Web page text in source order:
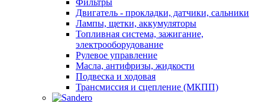
Двигатель - прокладки, датчики, сальники
Лампы, щетки, аккумуляторы
Топливная система, зажигание,
электрооборудование
Рулевое управление
Масла, антифризы, жидкости
Подвеска и ходовая
Трансмиссия и сцепление (МКПП)